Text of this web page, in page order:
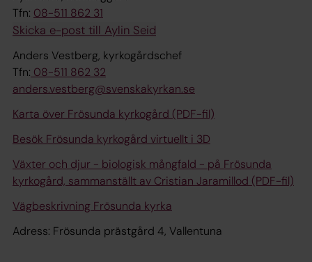
Tfn: 08-511 862 31
Skicka e-post till Aylin Seid
Anders Vestberg, kyrkogårdschef
Tfn: 08-511 862 32
anders.vestberg@svenskakyrkan.se
Karta över Frösunda kyrkogård (PDF-fil)
Besök Frösunda kyrkogård virtuellt i 3D
Växter och djur - biologisk mångfald - på Frösunda
kyrkogård, sammanställt av Cristian Jaramillod (PDF-fil)
Vägbeskrivning Frösunda kyrka
Adress: Frösunda prästgård 4, Vallentuna